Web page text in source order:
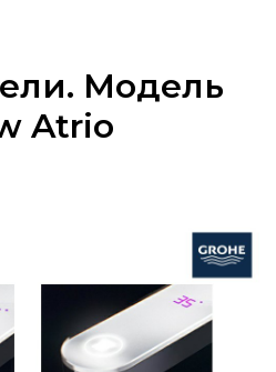
Модель
Atrio